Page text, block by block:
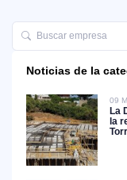
Noticias de la
09
La
la